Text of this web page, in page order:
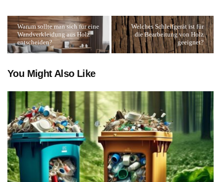
Warum sollte man sich für eine
Wandverkleidung aus Holz
entscheiden?
Welches Schleifgerät ist für
die Bearbeitung von Holz
geeignet?
You Might Also Like